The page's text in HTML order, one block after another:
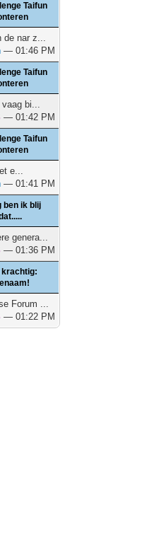
Taifun
de nar z...
— 01:46 PM
Taifun
bi...
— 01:42 PM
Taifun
e...
— 01:41 PM
ben ik blij
genera...
— 01:36 PM
krachtig:
Forum ...
— 01:22 PM